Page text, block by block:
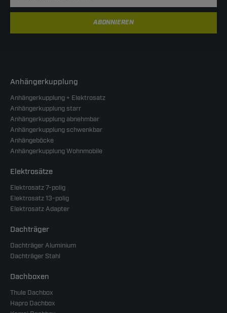
ABONNIEREN
Anhängerkupplung
Anhängerkupplung + Elektrosatz
Anhängerkupplung starr
Anhängerkupplung abnehmbar
Anhängerkupplung schwenkbar
Anhängeböcke
Anhängerkupplung Wohnmobile
Elektrosätze
Elektrosatz 7-polig
Elektrosatz 13-polig
Elektrosatz Adapter
Dachträger
Dachträger Aluminium
Dachträger Stahl
Dachboxen
Thule Dachbox
Hapro Dachbox